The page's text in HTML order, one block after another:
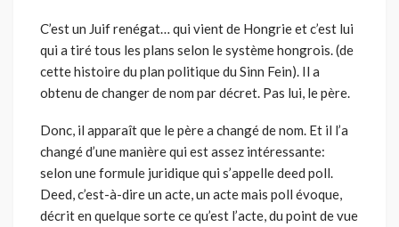
C’est un Juif renégat… qui vient de Hongrie et c’est lui
qui a tiré tous les plans selon le système hongrois. (de
cette histoire du plan politique du Sinn Fein). Il a
obtenu de changer de nom par décret. Pas lui, le père.
Donc, il apparaît que le père a changé de nom. Et il l’a
changé d’une manière qui est assez intéressante:
selon une formule juridique qui s’appelle deed poll.
Deed, c’est-à-dire un acte, un acte mais poll évoque,
décrit en quelque sorte ce qu’est l’acte, du point de vue